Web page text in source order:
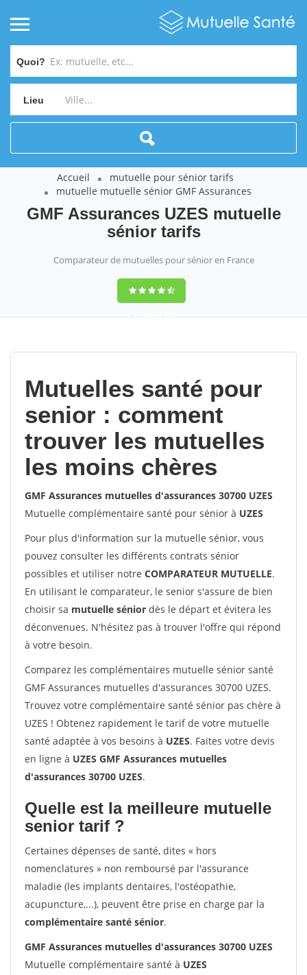
Quoi?
Lieu
Accueil
mutuelle pour sénior tarifs
mutuelle mutuelle sénior GMF Assurances
GMF Assurances UZES mutuelle
sénior tarifs
Comparateur de mutuelles pour sénior en France
9,2(100%)452
Mutuelles santé pour
senior : comment
trouver les mutuelles
les moins chères
GMF Assurances mutuelles d'assurances 30700 UZES
Mutuelle complémentaire santé pour sénior à UZES
Pour plus d'information sur la mutuelle sénior, vous
pouvez consulter les différents contrats sénior
possibles et utiliser notre COMPARATEUR MUTUELLE.
En utilisant le comparateur, le senior s'assure de bien
choisir sa mutuelle sénior dès le départ et évitera les
déconvenues. N'hésitez pas à trouver l'offre qui répond
à votre besoin.
Comparez les complémentaires mutuelle sénior santé
GMF Assurances mutuelles d'assurances 30700 UZES.
Trouvez votre complémentaire santé sénior pas chère à
UZES ! Obtenez rapidement le tarif de votre mutuelle
santé adaptée à vos besoins à UZES. Faites votre devis
en ligne à UZES GMF Assurances mutuelles
d'assurances 30700 UZES.
Quelle est la meilleure mutuelle
senior tarif ?
Certaines dépenses de santé, dites « hors
nomenclatures » non remboursé par l'assurance
maladie (les implants dentaires, l'ostéopathie,
acupuncture,...), peuvent être prise en charge par la
complémentaire santé sénior.
GMF Assurances mutuelles d'assurances 30700 UZES
Mutuelle complémentaire santé à UZES